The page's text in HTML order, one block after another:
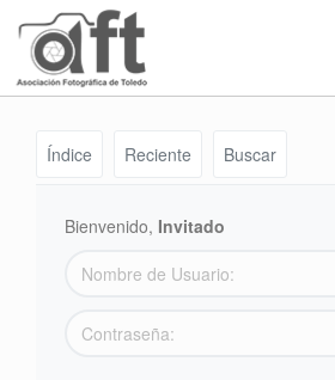
Índice Reciente Buscar
Bienvenido, Invitado